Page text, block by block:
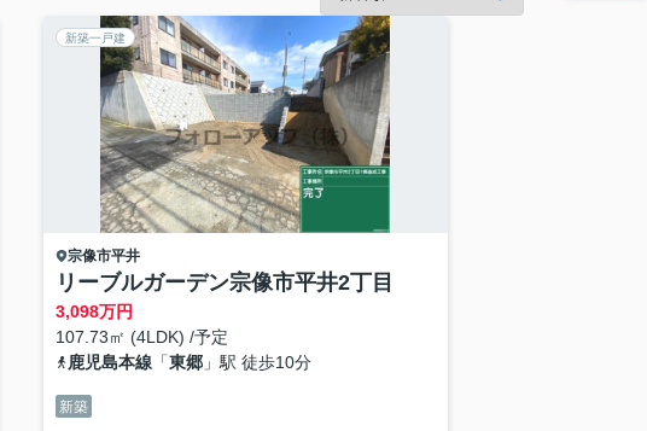
新築一戸建
宗像市平井
リーブルガーデン宗像市平井2丁目
3,098万円
107.73㎡ (4LDK) /予定
鹿児島本線「東郷」駅 徒歩10分
新築